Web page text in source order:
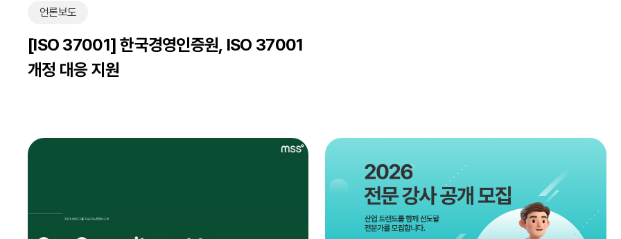
언론보도
[ISO 37001] 한국경영인증원, ISO 37001
개정 대응 지원